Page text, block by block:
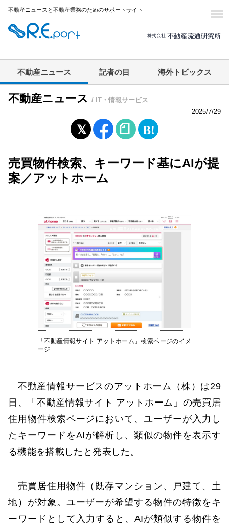
不動産ニュースと不動産業務のためのサポートサイト
不動産ニュース 記者の目 海外トピックス
不動産ニュース / IT・情報サービス
2025/7/29
売買物件検索、キーワード基にAIが提
案／アットホーム
「不動産情報サイト アットホーム」検索ページのイメ
ージ
不動産情報サービスのアットホーム（株）は29
日、「不動産情報サイト アットホーム」の売買居
住用物件検索ページにおいて、ユーザーが入力し
たキーワードをAIが解析し、類似の物件を表示す
る機能を搭載したと発表した。
売買居住用物件（既存マンション、戸建て、土
地）が対象。ユーザーが希望する物件の特徴をキ
ーワードとして入力すると、AIが類似する物件を